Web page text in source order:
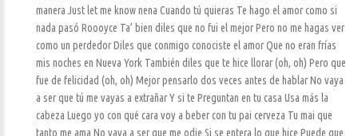
manera Just let me know nena Cuando tú quieras Te hago el amor como si
nada pasó Roooyce Ta’ bien diles que no fui el mejor Pero no me hagas ver
como un perdedor Diles que conmigo conociste el amor Que no eran frías
mis noches en Nueva York También diles que te hice llorar (oh, oh) Pero que
fue de felicidad (oh, oh) Mejor pensarlo dos veces antes de hablar No vaya
a ser que tú me vayas a extrañar Y si te Preguntan en tu casa Usa más la
cabeza Luego yo con qué cara voy a beber con tu pai cerveza Tu mai que
tanto me ama No vaya a ser que me odie Si se entera lo que hice Puede que